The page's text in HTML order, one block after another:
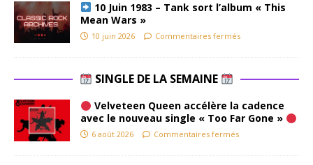
10 Juin 1983 – Tank sort l’album « This
Mean Wars »
10 juin 2026 Commentaires fermés
SINGLE DE LA SEMAINE
Velveteen Queen accélère la cadence
avec le nouveau single « Too Far Gone »
6 août 2026 Commentaires fermés